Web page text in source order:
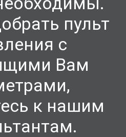
пульт
с
Вам
к нашим
ам.